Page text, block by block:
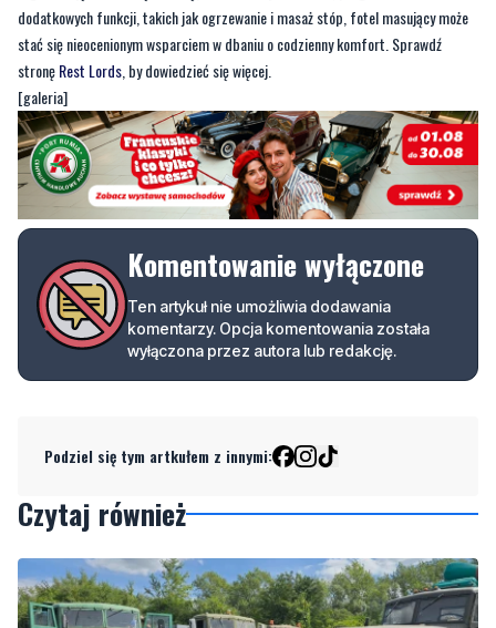
[galeria]
Komentowanie wyłączone
Ten artykuł nie umożliwia dodawania
wyłączona przez autora lub redakcję.
Podziel się tym artkułem z innymi: